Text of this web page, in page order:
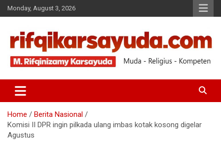
Monday, August 3, 2026
RIFQI KARSAYUDA
Home
Berita Nasional
Komisi II DPR ingin pilkada ulang imbas kotak kosong digelar
Agustus